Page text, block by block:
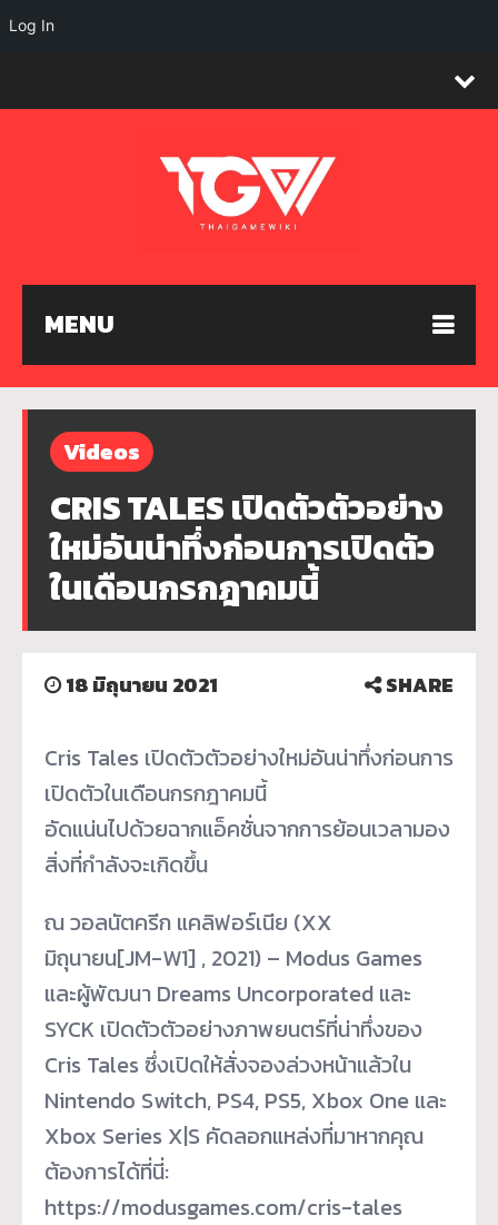
MENU
Videos
CRIS TALES เปิดตัวตัวอย่าง
ใหม่อันน่าทึ่งก่อนการเปิดตัว
ในเดือนกรกฎาคมนี้
18 มิถุนายน 2021 SHARE
Cris Tales เปิดตัวตัวอย่างใหม่อันน่าทึ่งก่อนการ
เปิดตัวในเดือนกรกฎาคมนี้
อัดแน่นไปด้วยฉากแอ็คชั่นจากการย้อนเวลามอง
สิ่งที่กำลังจะเกิดขึ้น
ณ วอลนัตครีก แคลิฟอร์เนีย (XX
มิถุนายน[JM-W1] , 2021) – Modus Games
และผู้พัฒนา Dreams Uncorporated และ
SYCK เปิดตัวตัวอย่างภาพยนตร์ที่น่าทึ่งของ
Cris Tales ซึ่งเปิดให้สั่งจองล่วงหน้าแล้วใน
Nintendo Switch, PS4, PS5, Xbox One และ
Xbox Series X|S คัดลอกแหล่งที่มาหากคุณ
ต้องการได้ที่นี่:
https://modusgames.com/cris-tales
Log In